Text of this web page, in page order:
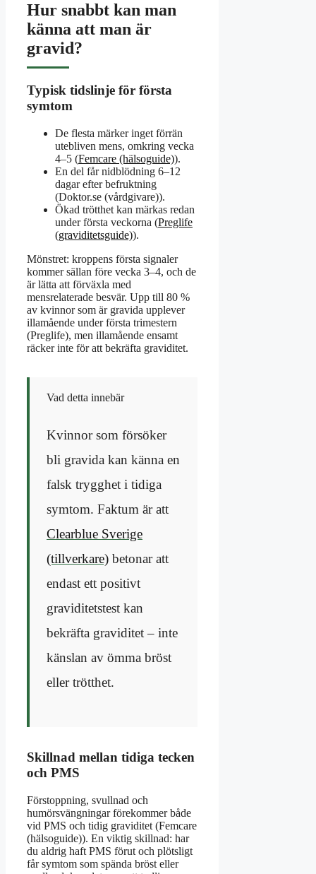
Hur snabbt kan man
känna att man är
gravid?
Typisk tidslinje för första
symtom
De flesta märker inget förrän
utebliven mens, omkring vecka
4–5 (Femcare (hälsoguide)).
En del får nidblödning 6–12
dagar efter befruktning
(Doktor.se (vårdgivare)).
Ökad trötthet kan märkas redan
under första veckorna (Preglife
(graviditetsguide)).
Mönstret: kroppens första signaler
kommer sällan före vecka 3–4, och de
är lätta att förväxla med
mensrelaterade besvär. Upp till 80 %
av kvinnor som är gravida upplever
illamående under första trimestern
(Preglife), men illamående ensamt
räcker inte för att bekräfta graviditet.
Vad detta innebär
Kvinnor som försöker
bli gravida kan känna en
falsk trygghet i tidiga
symtom. Faktum är att
Clearblue Sverige
(tillverkare) betonar att
endast ett positivt
graviditetstest kan
bekräfta graviditet – inte
känslan av ömma bröst
eller trötthet.
Skillnad mellan tidiga tecken
och PMS
Förstoppning, svullnad och
humörsvängningar förekommer både
vid PMS och tidig graviditet (Femcare
(hälsoguide)). En viktig skillnad: har
du aldrig haft PMS förut och plötsligt
får symtom som spända bröst eller